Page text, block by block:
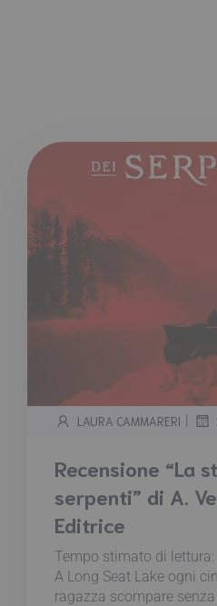
LAURA CAMMARERI |
Recensione “La
serpenti” di A.
Editrice
Tempo stimato di lettura:
A Long Seat Lake ogni
ragazza scompare